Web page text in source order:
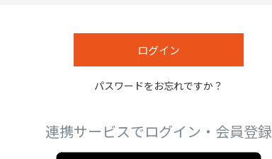
ログイン
パスワードをお忘れですか？
連携サービスでログイン・会員登録